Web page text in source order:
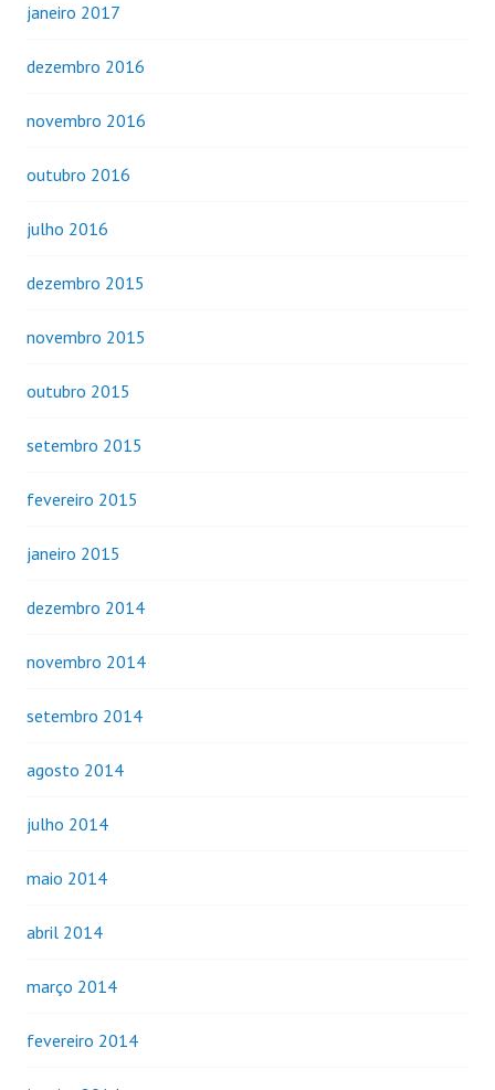
janeiro 2017
dezembro 2016
novembro 2016
outubro 2016
julho 2016
dezembro 2015
novembro 2015
outubro 2015
setembro 2015
fevereiro 2015
janeiro 2015
dezembro 2014
novembro 2014
setembro 2014
agosto 2014
julho 2014
maio 2014
abril 2014
março 2014
fevereiro 2014